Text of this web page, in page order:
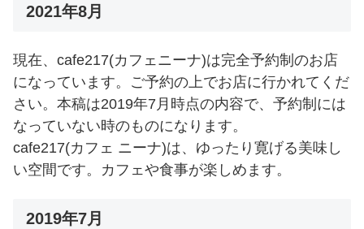
2021年8月
現在、cafe217(カフェニーナ)は完全予約制のお店
になっています。ご予約の上でお店に行かれてくだ
さい。本稿は2019年7月時点の内容で、予約制には
なっていない時のものになります。
cafe217(カフェ ニーナ)は、ゆったり寛げる美味し
い空間です。カフェや食事が楽しめます。
2019年7月